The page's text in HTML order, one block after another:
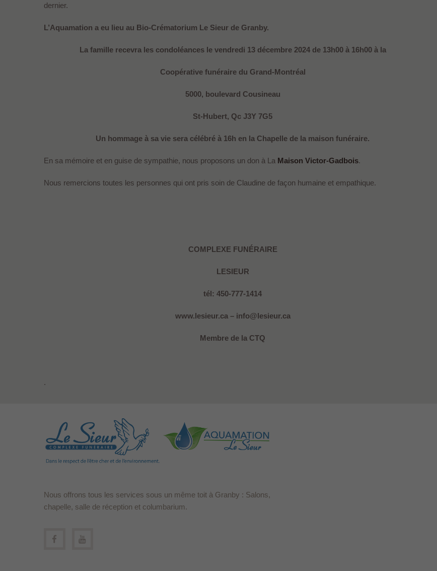
dernier.
L’Aquamation a eu lieu au Bio-Crématorium Le Sieur de Granby.
La famille recevra les condoléances le vendredi 13 décembre 2024 de 13h00 à 16h00 à la
Coopérative funéraire du Grand-Montréal
5000, boulevard Cousineau
St-Hubert, Qc J3Y 7G5
Un hommage à sa vie sera célébré à 16h en la Chapelle de la maison funéraire.
En sa mémoire et en guise de sympathie, nous proposons un don à La Maison Victor-Gadbois.
Nous remercions toutes les personnes qui ont pris soin de Claudine de façon humaine et empathique.
COMPLEXE FUNÉRAIRE
LESIEUR
tél: 450-777-1414
www.lesieur.ca – info@lesieur.ca
Membre de la CTQ
.
Nous offrons tous les services sous un même toit à Granby : Salons,
chapelle, salle de réception et columbarium.